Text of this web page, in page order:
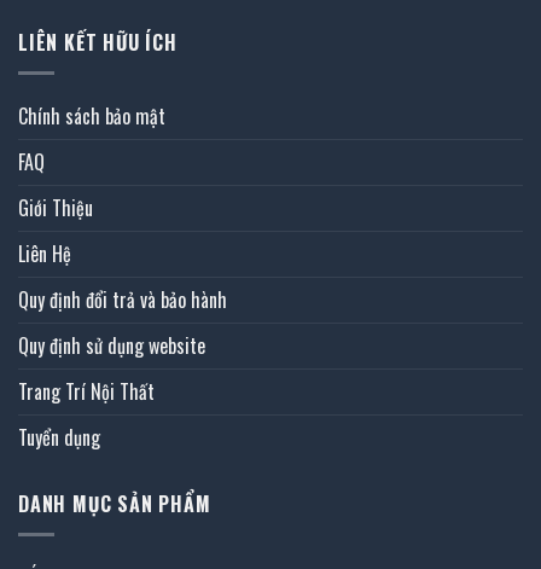
LIÊN KẾT HỮU ÍCH
Chính sách bảo mật
FAQ
Giới Thiệu
Liên Hệ
Quy định đổi trả và bảo hành
Quy định sử dụng website
Trang Trí Nội Thất
Tuyển dụng
DANH MỤC SẢN PHẨM